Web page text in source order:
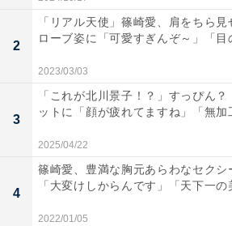
2
「リアル天使」篠崎愛、肩をちら見
ローブ姿に「可愛すぎんぞ～」「目
2023/03/03
3
「これが北川景子！？」すっぴん？
ットに「顔が疲れてますね」「無加
2025/04/22
4
篠崎愛、豊満な胸元あらわなセクシ
「大変けしからんです」「天下一
2022/01/05